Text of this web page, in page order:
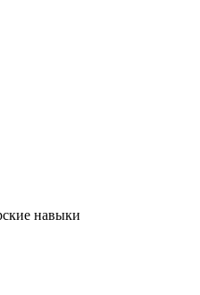
навыки